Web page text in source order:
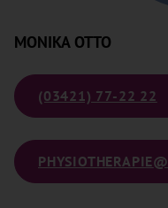
MONIKA OTTO
(03421) 77-22 22
PHYSIOTHERAPIE